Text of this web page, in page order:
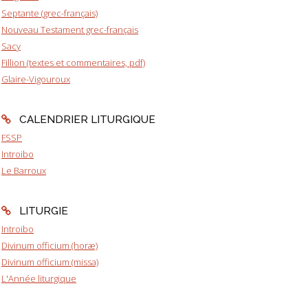
Septante (grec-français)
Nouveau Testament grec-français
Sacy
Fillion (textes et commentaires, pdf)
Glaire-Vigouroux
CALENDRIER LITURGIQUE
FSSP
Introibo
Le Barroux
LITURGIE
Introibo
Divinum officium (horæ)
Divinum officium (missa)
L'Année liturgique